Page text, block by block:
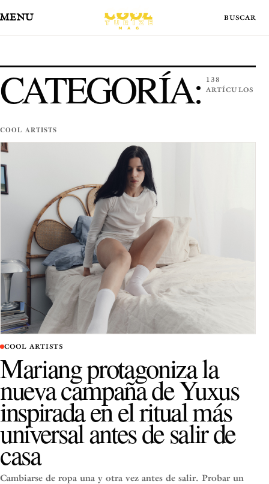
MENÚ
CATEGORÍA:
COOL ARTISTS
138
ARTÍCULOS
COOL ARTISTS
Mariang protagoniza la
nueva campaña de Yuxus
inspirada en el ritual más
universal antes de salir de
casa
Cambiarse de ropa una y otra vez antes de salir. Probar un